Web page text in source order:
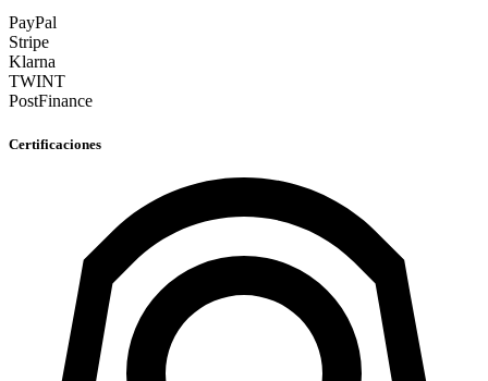
PayPal
Stripe
Klarna
TWINT
PostFinance
Certificaciones